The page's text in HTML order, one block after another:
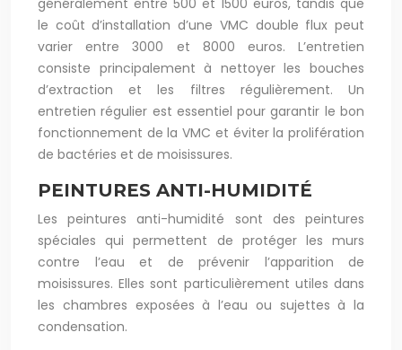
généralement entre 500 et 1500 euros, tandis que
le coût d’installation d’une VMC double flux peut
varier entre 3000 et 8000 euros. L’entretien
consiste principalement à nettoyer les bouches
d’extraction et les filtres régulièrement. Un
entretien régulier est essentiel pour garantir le bon
fonctionnement de la VMC et éviter la prolifération
de bactéries et de moisissures.
PEINTURES ANTI-HUMIDITÉ
Les peintures anti-humidité sont des peintures
spéciales qui permettent de protéger les murs
contre l’eau et de prévenir l’apparition de
moisissures. Elles sont particulièrement utiles dans
les chambres exposées à l’eau ou sujettes à la
condensation.